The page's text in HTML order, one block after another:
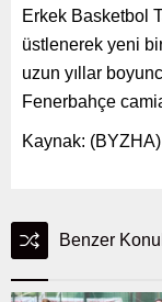
Erkek Basketbol
üstlenerek yeni
uzun yıllar
Fenerbahçe
Kaynak:
Benzer